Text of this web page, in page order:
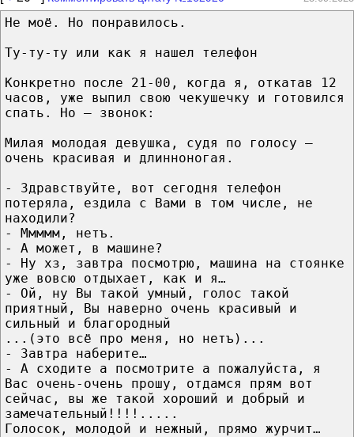
Не моё. Но понравилось.
Ту-ту-ту или как я нашел телефон
Конкретно после 21-00, когда я, откатав 12
часов, уже выпил свою чекушечку и готовился
спать. Но – звонок:
Милая молодая девушка, судя по голосу –
очень красивая и длинноногая.
- Здравствуйте, вот сегодня телефон
потеряла, ездила с Вами в том числе, не
находили?
- Ммммм, нетъ.
- А может, в машине?
- Ну хз, завтра посмотрю, машина на стоянке
уже вовсю отдыхает, как и я…
- Ой, ну Вы такой умный, голос такой
приятный, Вы наверно очень красивый и
сильный и благородный
...(это всё про меня, но нетъ)...
- Завтра наберите…
- А сходите а посмотрите а пожалуйста, я
Вас очень-очень прошу, отдамся прям вот
сейчас, вы же такой хороший и добрый и
замечательный!!!!.....
Голосок, молодой и нежный, прямо журчит…